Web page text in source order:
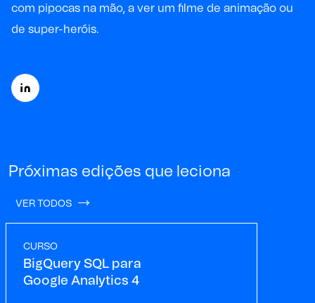
com pipocas na mão, a ver um filme de animação ou
de super-heróis.
Próximas edições que leciona
VER TODOS
CURSO
BigQuery SQL para
Google Analytics 4